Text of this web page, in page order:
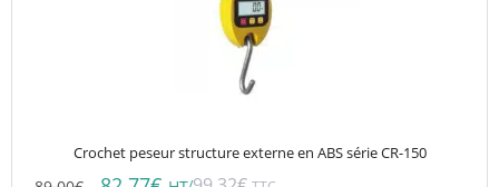
Crochet peseur structure externe en ABS série CR-150